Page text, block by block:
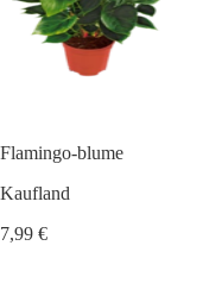
Flamingo-blume
Kaufland
7,99 €